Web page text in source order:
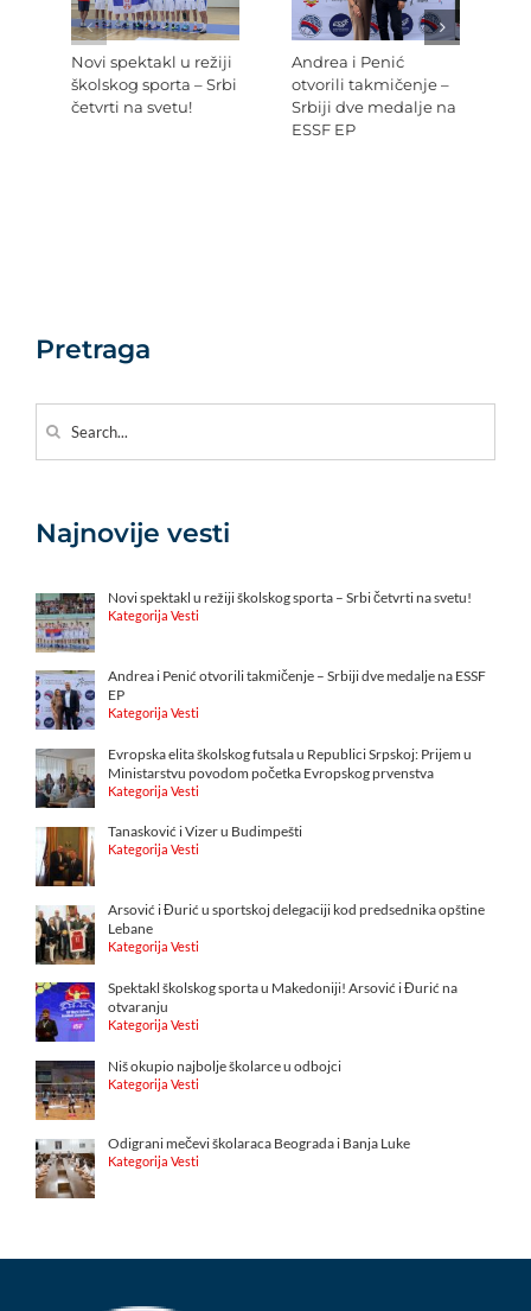
Novi spektakl u režiji
školskog sporta – Srbi
četvrti na svetu!
Andrea i Penić
otvorili takmičenje –
Srbiji dve medalje na
ESSF EP
Pretraga
for:
Najnovije vesti
Novi spektakl u režiji školskog sporta – Srbi četvrti na svetu!
Kategorija Vesti
Andrea i Penić otvorili takmičenje – Srbiji dve medalje na ESSF
EP
Kategorija Vesti
Evropska elita školskog futsala u Republici Srpskoj: Prijem u
Ministarstvu povodom početka Evropskog prvenstva
Kategorija Vesti
Tanasković i Vizer u Budimpešti
Kategorija Vesti
Arsović i Đurić u sportskoj delegaciji kod predsednika opštine
Lebane
Kategorija Vesti
Spektakl školskog sporta u Makedoniji! Arsović i Đurić na
otvaranju
Kategorija Vesti
Niš okupio najbolje školarce u odbojci
Kategorija Vesti
Odigrani mečevi školaraca Beograda i Banja Luke
Kategorija Vesti